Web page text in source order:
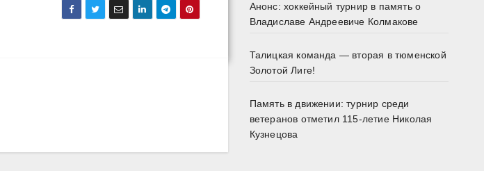
Анонс: хоккейный турнир в память о
Владиславе Андреевиче Колмакове
Талицкая команда — вторая в тюменской
Золотой Лиге!
Память в движении: турнир среди
ветеранов отметил 115‑летие Николая
Кузнецова